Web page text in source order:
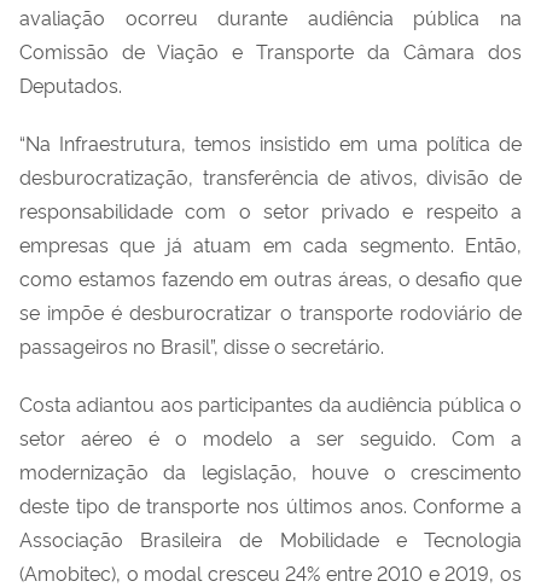
avaliação ocorreu durante audiência pública na
Comissão de Viação e Transporte da Câmara dos
Deputados.
“Na Infraestrutura, temos insistido em uma política de
desburocratização, transferência de ativos, divisão de
responsabilidade com o setor privado e respeito a
empresas que já atuam em cada segmento. Então,
como estamos fazendo em outras áreas, o desafio que
se impõe é desburocratizar o transporte rodoviário de
passageiros no Brasil”, disse o secretário.
Costa adiantou aos participantes da audiência pública o
setor aéreo é o modelo a ser seguido. Com a
modernização da legislação, houve o crescimento
deste tipo de transporte nos últimos anos. Conforme a
Associação Brasileira de Mobilidade e Tecnologia
(Amobitec), o modal cresceu 24% entre 2010 e 2019, os